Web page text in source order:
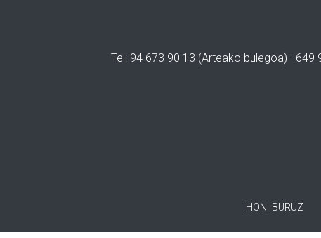
Tel: 94 673 90 13 (Arteako bulegoa) · 649
HONI BURUZ